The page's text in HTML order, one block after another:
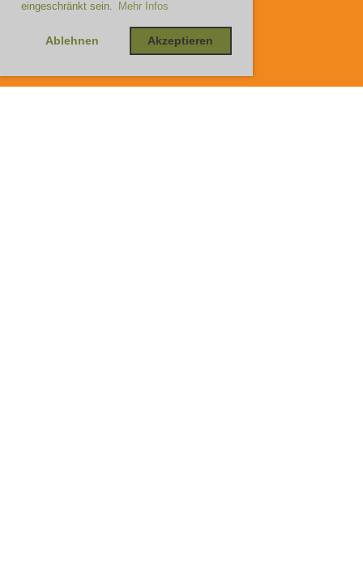
eingeschränkt sein.
Mehr Infos
Ablehnen Akzeptieren